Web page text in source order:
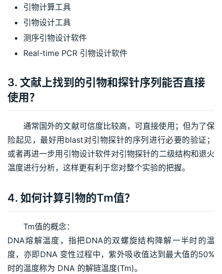
引物计算工具
引物设计工具
测序引物设计软件
Real-time PCR 引物设计软件
3. 文献上找到的引物和探针序列能否直接
使用？
通常国外的文献可信度比较高，可直接使用；但为了保
险起见，最好用blast对引物探针的序列进行必要的验证；
或者再进一步用引物设计软件对引物探针的二级结构和退火
温度进行分析，这样更有利于您对整个实验的把握。
4. 如何计算引物的Tm值？
Tm值的概念：
DNA熔解温度，指把DNA的双螺旋结构降解一半时的温
度，亦即DNA 变性过程中，紫外吸收值达到最大值的50%
时的温度称为 DNA 的解链温度(Tm)。